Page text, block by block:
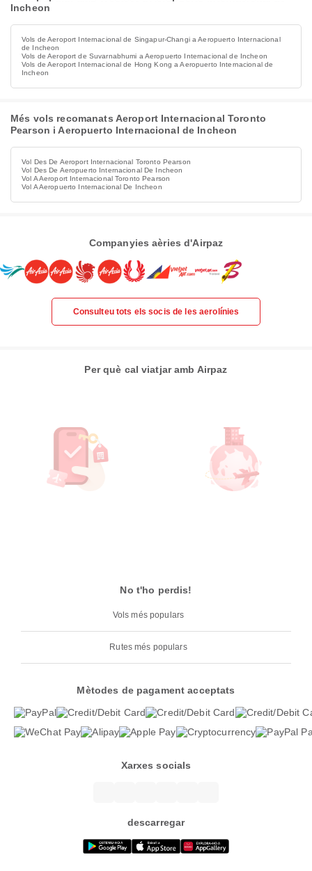
Incheon
Vols de Aeroport Internacional de Singapur-Changi a Aeropuerto Internacional
de Incheon
Vols de Aeroport de Suvarnabhumi a Aeropuerto Internacional de Incheon
Vols de Aeroport Internacional de Hong Kong a Aeropuerto Internacional de
Incheon
Més vols recomanats Aeroport Internacional Toronto
Pearson i Aeropuerto Internacional de Incheon
Vol Des De Aeroport Internacional Toronto Pearson
Vol Des De Aeropuerto Internacional De Incheon
Vol A Aeroport Internacional Toronto Pearson
Vol A Aeropuerto Internacional De Incheon
Companyies aèries d'Airpaz
Consulteu tots els socis de les aerolínies
Per què cal viatjar amb Airpaz
No t'ho perdis!
Vols més populars
Rutes més populars
Mètodes de pagament acceptats
Xarxes socials
descarregar